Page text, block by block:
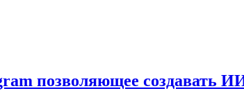
позволяющее создавать